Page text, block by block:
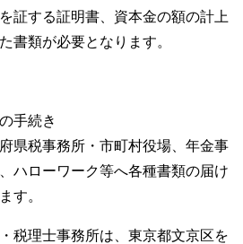
証する証明書、資本金の額の計上
書類が必要となります。
手続き
県税事務所・市町村役場、年金事
ハローワーク等へ各種書類の届け
す。
税理士事務所は、東京都文京区を